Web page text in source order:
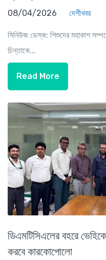
08/04/2026 দেশীখবর
সিনিউজ ডেস্ক: শিশুদের মহাকাশ
চিন্তাকে...
Read More
ডিএমটিসিএলের বহরে
করবে কারকোপোলো